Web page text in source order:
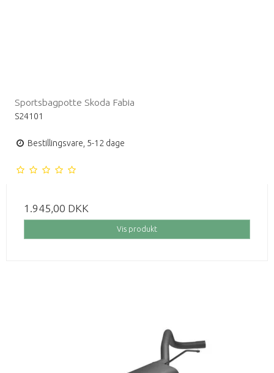
Sportsbagpotte Skoda Fabia
S24101
Bestillingsvare, 5-12 dage
1.945,00 DKK
Vis produkt